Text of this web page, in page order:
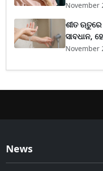
November
ଶୀତ
ସାବଧାନ,
November
News